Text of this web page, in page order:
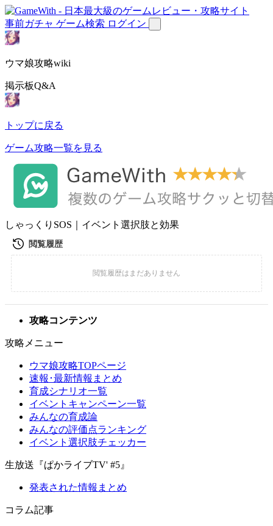
事前ガチャ ゲーム検索 ログイン
ウマ娘攻略wiki
掲示板Q&A
トップに戻る
ゲーム攻略一覧を見る
しゃっくりSOS｜イベント選択肢と効果
攻略コンテンツ
攻略メニュー
ウマ娘攻略TOPページ
速報･最新情報まとめ
育成シナリオ一覧
イベントキャンペーン一覧
みんなの育成論
みんなの評価点ランキング
イベント選択肢チェッカー
生放送『ぱかライブTV' #5』
発表された情報まとめ
コラム記事